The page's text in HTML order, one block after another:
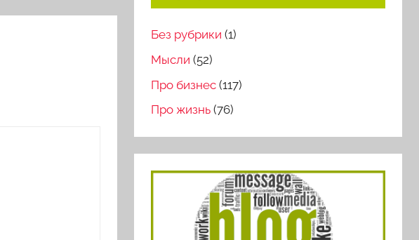
Без рубрики (1)
Мысли (52)
Про бизнес (117)
Про жизнь (76)